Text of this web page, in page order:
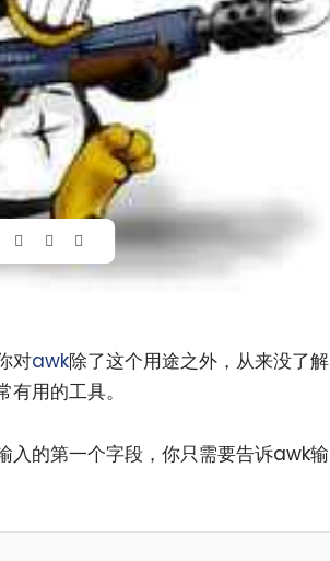
对awk除了这个用途之外，从来没了解
用的工具。
入的第一个字段，你只需要告诉awk输